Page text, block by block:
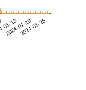
01-13
2024-01-192024-01-25